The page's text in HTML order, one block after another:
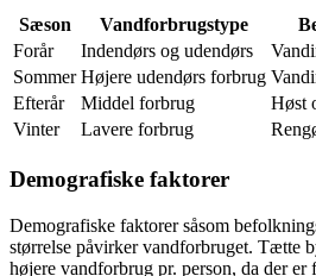
Sæson Vandforbrugstype
Forår
Indendørs og udendørs
Sommer Højere udendørs forbrug
Efterår
Middel forbrug
Høst
Vinter
Lavere forbrug
Demografiske faktorer
Demografiske faktorer såsom
størrelse påvirker vandforbruget. Tætte
højere vandforbrug pr. person, da der er